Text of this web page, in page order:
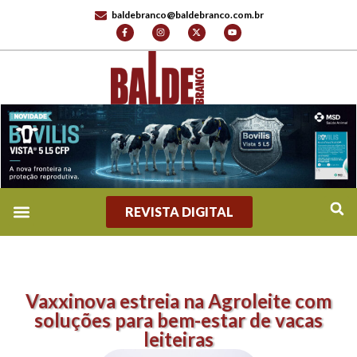
baldebranco@baldebranco.com.br
REVISTA DIGITAL
Vaxxinova estreia na Agroleite com
soluções para bem-estar de vacas
leiteiras